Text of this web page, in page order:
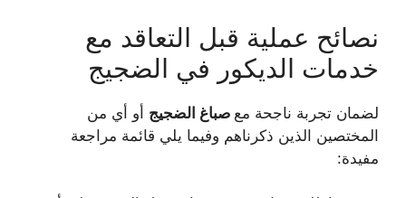
نصائح عملية قبل التعاقد مع
خدمات الديكور في الضجيج
لضمان تجربة ناجحة مع صباغ الضجيج أو أي من
المختصين الذين ذكرناهم وفيما يلي قائمة مراجعة
مفيدة: